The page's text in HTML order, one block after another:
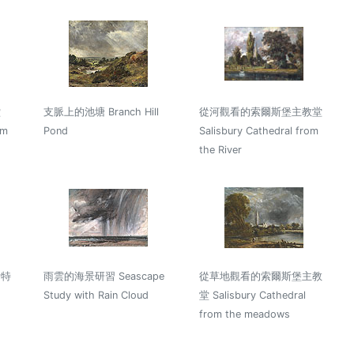
支脈上的池塘 Branch Hill
Pond
從河觀看的索爾斯堡主教堂
Salisbury Cathedral from
the River
雨雲的海景研習 Seascape
Study with Rain Cloud
從草地觀看的索爾斯堡主教
堂 Salisbury Cathedral
from the meadows